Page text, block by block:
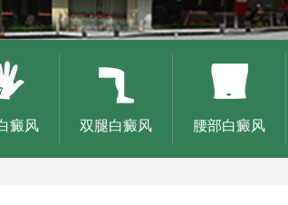
癜风 双腿白癜风 腰部白癜风